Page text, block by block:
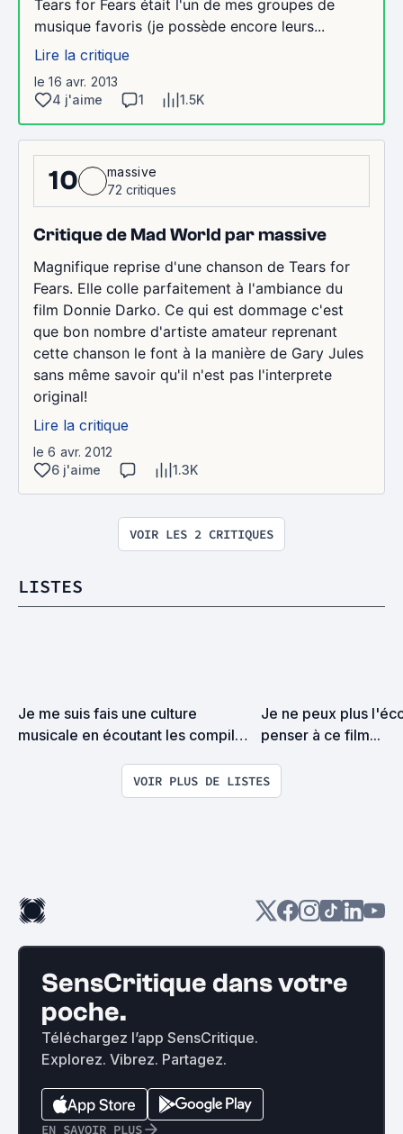
Tears for Fears était l'un de mes groupes de
musique favoris (je possède encore leurs...
Lire la critique
le 16 avr. 2013
4 j'aime
1 1.5K
10
massive
72 critiques
Critique de Mad World par massive
Magnifique reprise d'une chanson de Tears for
Fears. Elle colle parfaitement à l'ambiance du
film Donnie Darko. Ce qui est dommage c'est
que bon nombre d'artiste amateur reprenant
cette chanson le font à la manière de Gary Jules
sans même savoir qu'il n'est pas l'interprete
original!
Lire la critique
le 6 avr. 2012
6 j'aime
1.3K
VOIR LES 2 CRITIQUES
LISTES
Je me suis fais une culture
musicale en écoutant les compils
Tarantino, Wes Anderson...
Je ne peux plus
penser à ce film...
VOIR PLUS DE LISTES
SensCritique dans votre
poche.
Téléchargez l’app SensCritique.
Explorez. Vibrez. Partagez.
EN SAVOIR PLUS